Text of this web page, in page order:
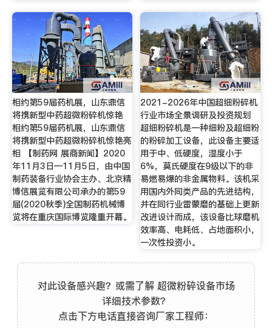
相约第59届药机展，山东鼎信
将携新型中药超微粉碎机惊艳
相约第59届药机展，山东鼎信
将携新型中药超微粉碎机惊艳亮
相 【制药网 展商新闻】2020
年11月3日—11月5日，由中国
制药装备行业协会主办、北京精
博信展览有限公司承办的第59
届(2020秋季)全国制药机械博
览将在重庆国际博览隆重开幕。
2021-2026年中国超细粉碎机
行业市场全景调研及投资规划
超细粉碎机是一种细粉及超细粉
的粉碎加工设备，此设备主要适
用于中、低硬度，湿度小于
6%，莫氏硬度在9级以下的非
易燃易爆的非金属物料。该机采
用国内外同类产品的先进结构，
并在同行业雷蒙磨的基础上更新
改进设计而成，该设备比球磨机
效率高、电耗低、占地面积小，
一次性投资小。
对此设备感兴趣？或需了解 超微粉碎设备市场
详细技术参数？
点击下方电话直接咨询厂家工程师：